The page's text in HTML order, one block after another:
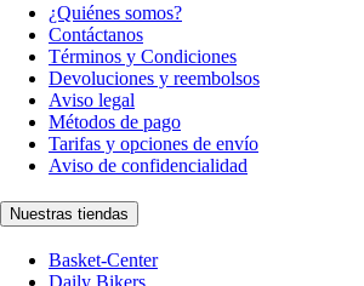
¿Quiénes somos?
Contáctanos
Términos y Condiciones
Devoluciones y reembolsos
Aviso legal
Métodos de pago
Tarifas y opciones de envío
Aviso de confidencialidad
Nuestras tiendas
Basket-Center